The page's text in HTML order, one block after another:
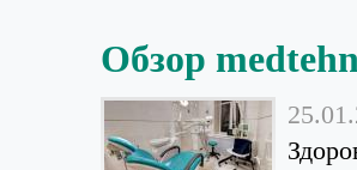
Обзор